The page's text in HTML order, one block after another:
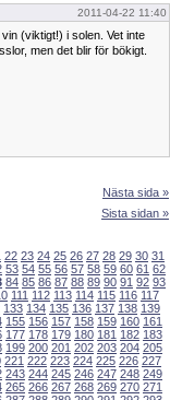
2011-04-22 11:40
(viktigt!) i solen. Vet inte
men det blir för bökigt.
Nästa sida »
Sista sidan »
22 23 24 25 26 27 28 29 30 31
53 54 55 56 57 58 59 60 61 62
84 85 86 87 88 89 90 91 92 93
111 112 113 114 115 116 117
133 134 135 136 137 138 139
155 156 157 158 159 160 161
177 178 179 180 181 182 183
199 200 201 202 203 204 205
221 222 223 224 225 226 227
243 244 245 246 247 248 249
265 266 267 268 269 270 271